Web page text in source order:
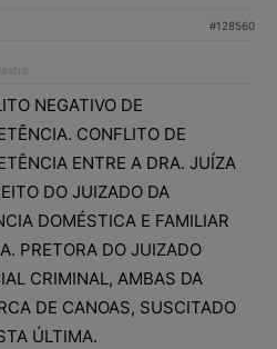
#128560
NEGATIVO DE
CONFLITO DE
ENTRE A DRA. JUÍZA
DO JUIZADO DA
DOMÉSTICA E FAMILIAR
PRETORA DO JUIZADO
CRIMINAL, AMBAS DA
DE CANOAS, SUSCITADO
ÚLTIMA.